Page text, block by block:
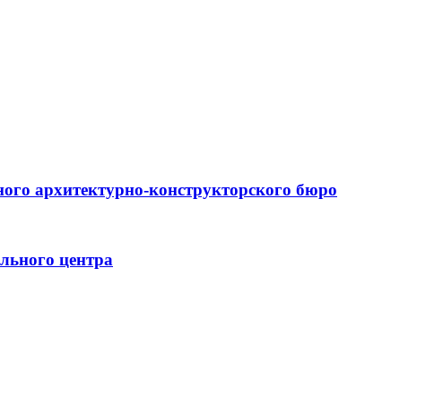
архитектурно-конструкторского бюро
центра